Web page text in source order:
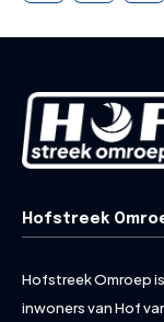
Hofstreek
Hofstreek Omroep
inwoners van Hof